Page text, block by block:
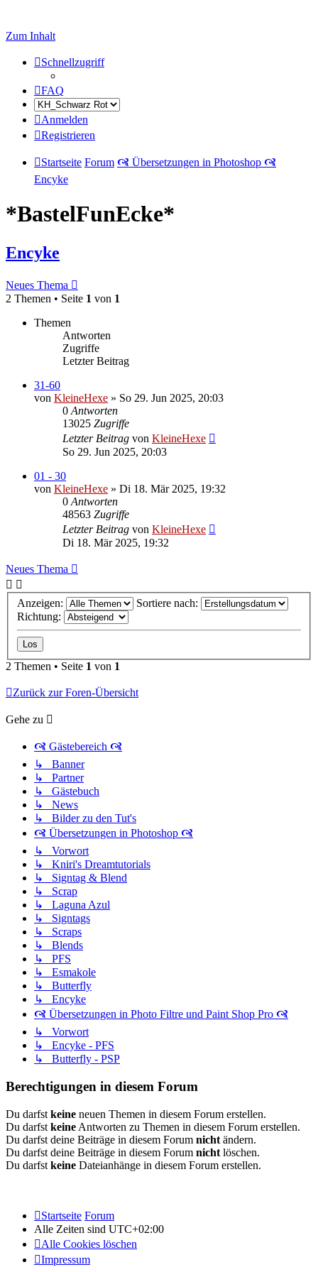
Zum Inhalt
Schnellzugriff
FAQ
Anmelden
Registrieren
Startseite Forum 🙧 Übersetzungen in Photoshop 🙧
Encyke
*BastelFunEcke*
Encyke
Neues Thema
2 Themen • Seite 1 von 1
Themen
Antworten
Zugriffe
Letzter Beitrag
31-60
von KleineHexe » So 29. Jun 2025, 20:03
0 Antworten
13025 Zugriffe
Letzter Beitrag von KleineHexe
So 29. Jun 2025, 20:03
01 - 30
von KleineHexe » Di 18. Mär 2025, 19:32
0 Antworten
48563 Zugriffe
Letzter Beitrag von KleineHexe
Di 18. Mär 2025, 19:32
Neues Thema
Anzeigen:
Sortiere nach:
Richtung:
2 Themen • Seite 1 von 1
Zurück zur Foren-Übersicht
Gehe zu
🙧 Gästebereich 🙧
↳ Banner
↳ Partner
↳ Gästebuch
↳ News
↳ Bilder zu den Tut's
🙧 Übersetzungen in Photoshop 🙧
↳ Vorwort
↳ Kniri's Dreamtutorials
↳ Signtag & Blend
↳ Scrap
↳ Laguna Azul
↳ Signtags
↳ Scraps
↳ Blends
↳ PFS
↳ Esmakole
↳ Butterfly
↳ Encyke
🙧 Übersetzungen in Photo Filtre und Paint Shop Pro 🙧
↳ Vorwort
↳ Encyke - PFS
↳ Butterfly - PSP
Berechtigungen in diesem Forum
Du darfst keine neuen Themen in diesem Forum erstellen.
Du darfst keine Antworten zu Themen in diesem Forum erstellen.
Du darfst deine Beiträge in diesem Forum nicht ändern.
Du darfst deine Beiträge in diesem Forum nicht löschen.
Du darfst keine Dateianhänge in diesem Forum erstellen.
Startseite Forum
Alle Zeiten sind UTC+02:00
Alle Cookies löschen
Impressum